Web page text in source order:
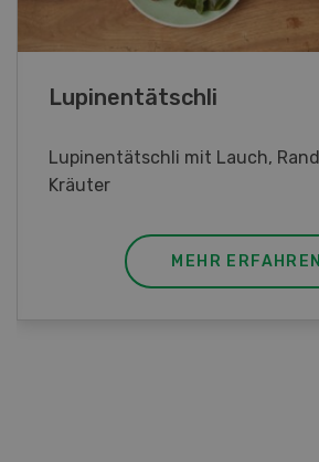
Frühlingsrollen
Frühlingsrollen mit Poulet
MEHR ERFAHREN